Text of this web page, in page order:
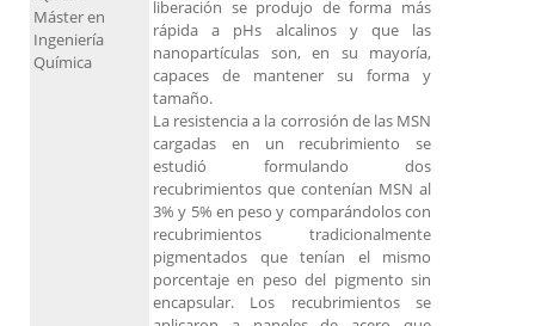
liberación se produjo de forma más
rápida a pHs alcalinos y que las
nanopartículas son, en su mayoría,
capaces de mantener su forma y
tamaño.
La resistencia a la corrosión de las MSN
cargadas en un recubrimiento se
estudió formulando dos
recubrimientos que contenían MSN al
3% y 5% en peso y comparándolos con
recubrimientos tradicionalmente
pigmentados que tenían el mismo
porcentaje en peso del pigmento sin
encapsular. Los recubrimientos se
Máster en
Ingeniería
Química